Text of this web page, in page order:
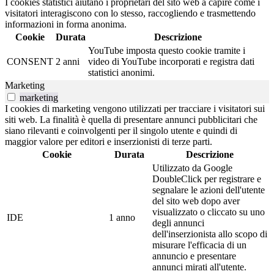
visitatori interagiscono con lo stesso, raccogliendo e trasmettendo
informazioni in forma anonima.
Cookie
Durata Descrizione
CONSENT 2 anni
YouTube imposta questo cookie tramite i
video di YouTube incorporati e registra dati
statistici anonimi.
Marketing
marketing
I cookies di marketing vengono utilizzati per tracciare i visitatori sui
siti web. La finalità è quella di presentare annunci pubblicitari che
siano rilevanti e coinvolgenti per il singolo utente e quindi di
maggior valore per editori e inserzionisti di terze parti.
Cookie
Durata Descrizione
IDE 1 anno
Utilizzato da Google
DoubleClick per registrare e
segnalare le azioni dell'utente
del sito web dopo aver
visualizzato o cliccato su uno
degli annunci
dell'inserzionista allo scopo di
misurare l'efficacia di un
annuncio e presentare
annunci mirati all'utente.